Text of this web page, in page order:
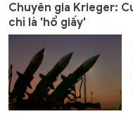
Chuyên gia Krieger:
chỉ là 'hổ giấy'